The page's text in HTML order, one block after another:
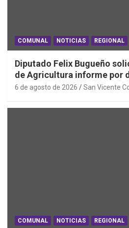
COMUNAL NOTICIAS REGIONAL
Diputado Felix Bugueño
de Agricultura informe por
en la Región de O´Higgins
6 de agosto de 2026 San Vicente
COMUNAL NOTICIAS REGIONAL